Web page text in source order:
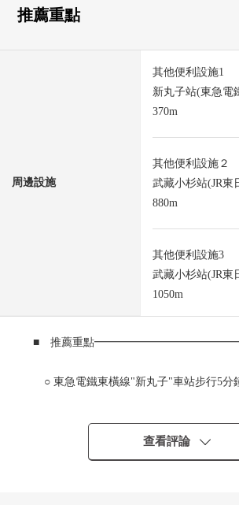
推薦重點
周邊設施
其他便利設施1
新丸子站(東急電
370m
其他便利設施２
武藏小杉站(JR東
880m
其他便利設施3
武藏小杉站(JR東
1050m
■ 推薦重點━━━━━━━━━━━━━━━
○ 東急電鐵東橫線"新丸子"車站步行5分
○ JR南武線"武藏小杉"車站步行11分鐘
○ JR橫須賀線"武藏小杉"車站步行14分鐘
查看評論